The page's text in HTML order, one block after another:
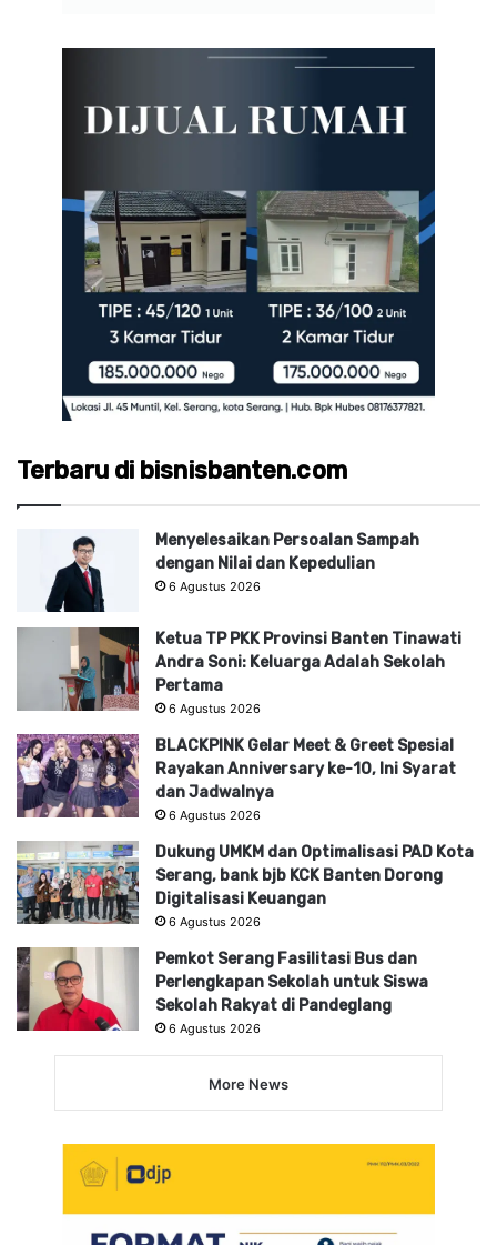
Terbaru di bisnisbanten.com
Menyelesaikan Persoalan Sampah
dengan Nilai dan Kepedulian
6 Agustus 2026
Ketua TP PKK Provinsi Banten Tinawati
Andra Soni: Keluarga Adalah Sekolah
Pertama
6 Agustus 2026
BLACKPINK Gelar Meet & Greet Spesial
Rayakan Anniversary ke-10, Ini Syarat
dan Jadwalnya
6 Agustus 2026
Dukung UMKM dan Optimalisasi PAD Kota
Serang, bank bjb KCK Banten Dorong
Digitalisasi Keuangan
6 Agustus 2026
Pemkot Serang Fasilitasi Bus dan
Perlengkapan Sekolah untuk Siswa
Sekolah Rakyat di Pandeglang
6 Agustus 2026
More News